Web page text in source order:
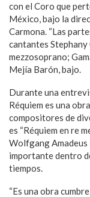
con el Coro que
México, bajo la
Carmona. “Las
cantantes Stephany
mezzosoprano;
Mejía Barón, bajo.
Durante una
Réquiem es una
compositores de
es “Réquiem en re
Wolfgang
importante dentro
tiempos.
“Es una obra